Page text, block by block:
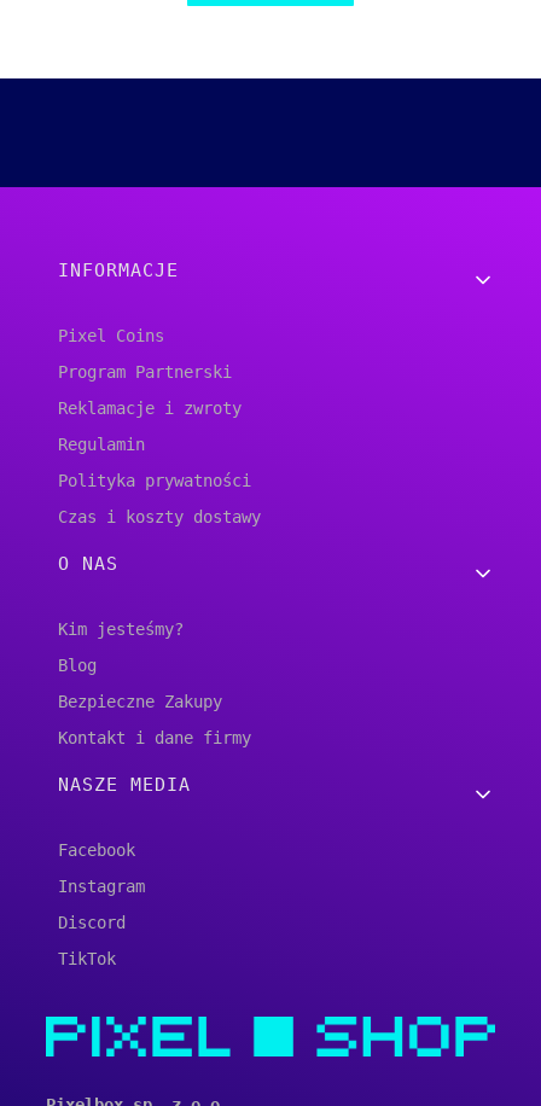
Linki w stopce
INFORMACJE
Pixel Coins
Program Partnerski
Reklamacje i zwroty
Regulamin
Polityka prywatności
Czas i koszty dostawy
O NAS
Kim jesteśmy?
Blog
Bezpieczne Zakupy
Kontakt i dane firmy
NASZE MEDIA
Facebook
Instagram
Discord
TikTok